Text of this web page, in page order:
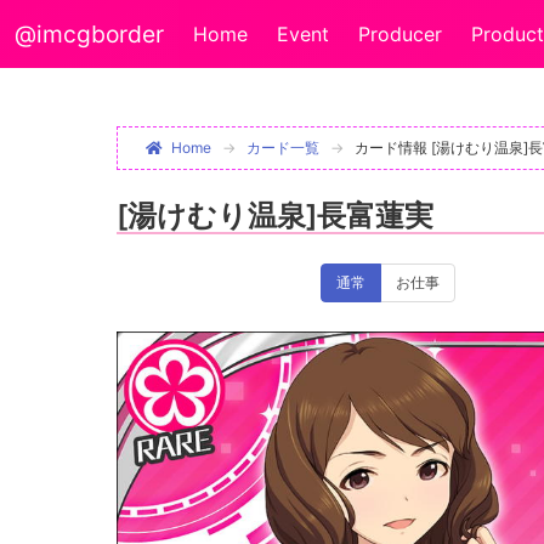
@imcgborder Home Event Producer
Home カード一覧 カード情報 [湯けむり温泉]
[湯けむり温泉]長富蓮実
通常 お仕事